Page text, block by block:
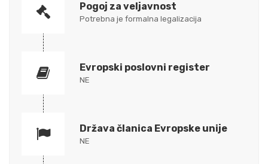
Pogoj za veljavnost
Potrebna je formalna legalizacija
Evropski poslovni register
NE
Država članica Evropske unije
NE